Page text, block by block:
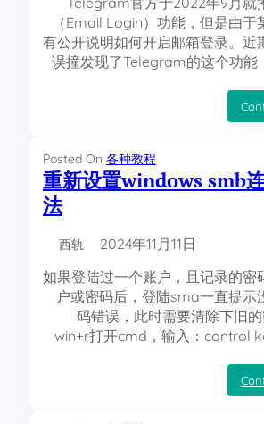
（Email Login）功能，但是由
有公开说明如何开启邮箱登录。近
误撞发现了Telegram的这个功能
Posted On 各种教程
重新设置windows smb
法
西轨
2024年11月11日
如果登陆过一个账户，且记录的密
户或密码后，登陆sma一直提示
码错误，此时需要清除下旧的
win+r打开cmd，输入：control